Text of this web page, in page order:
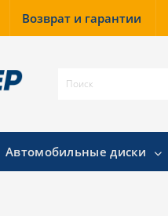
Возврат и гарантии
Автомобильные диски